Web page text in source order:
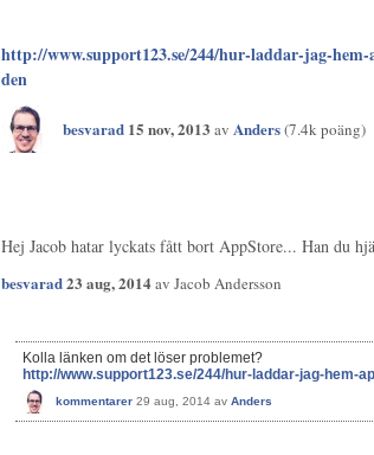
http://www.support123.se/244/hur-laddar-jag-
den
besvarad 15 nov, 2013 av Anders(7.4kpoäng)
Hej Jacob hatar lyckats fått bort AppStore... Han du
besvarad23 aug, 2014av Jacob Andersson
Kolla länken om det löser problemet?
http://www.support123.se/244/hur-laddar-jag-hem-
kommentarer 29 aug, 2014 av Anders